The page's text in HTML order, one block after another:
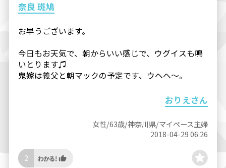
奈良 斑鳩
お早うございます。
今日もお天気で、朝からいい感じで、ウグイスも鳴
いとります♫
鬼嫁は義父と朝マックの予定です、ウヘヘ〜。
おりえさん
女性/63歳/神奈川県/マイペース主婦
2018-04-29 06:26
2